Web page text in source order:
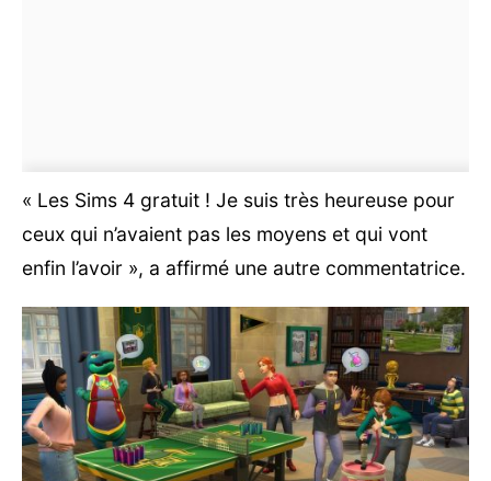
« Les Sims 4 gratuit ! Je suis très heureuse pour
ceux qui n’avaient pas les moyens et qui vont
enfin l’avoir », a affirmé une autre commentatrice.